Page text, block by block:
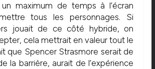
maximum de temps à l’écran
tous les personnages. Si
jouait de ce côté hybride, on
cela mettrait en valeur tout le
que Spencer Strasmore serait de
la barrière, aurait de l’expérience